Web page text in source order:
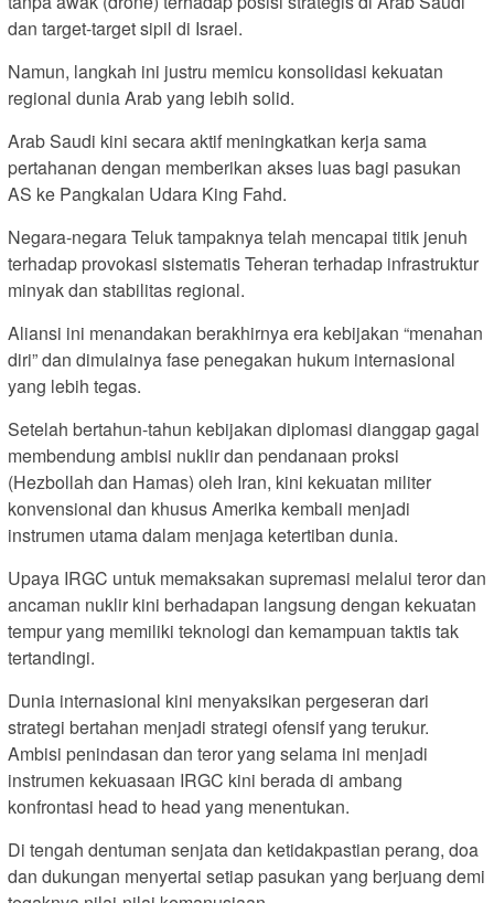
dan target-target sipil di Israel.
Namun, langkah ini justru memicu konsolidasi kekuatan
regional dunia Arab yang lebih solid.
Arab Saudi kini secara aktif meningkatkan kerja sama
pertahanan dengan memberikan akses luas bagi pasukan
AS ke Pangkalan Udara King Fahd.
Negara-negara Teluk tampaknya telah mencapai titik jenuh
terhadap provokasi sistematis Teheran terhadap infrastruktur
minyak dan stabilitas regional.
Aliansi ini menandakan berakhirnya era kebijakan “menahan
diri” dan dimulainya fase penegakan hukum internasional
yang lebih tegas.
Setelah bertahun-tahun kebijakan diplomasi dianggap gagal
membendung ambisi nuklir dan pendanaan proksi
(Hezbollah dan Hamas) oleh Iran, kini kekuatan militer
konvensional dan khusus Amerika kembali menjadi
instrumen utama dalam menjaga ketertiban dunia.
Upaya IRGC untuk memaksakan supremasi melalui teror dan
ancaman nuklir kini berhadapan langsung dengan kekuatan
tempur yang memiliki teknologi dan kemampuan taktis tak
tertandingi.
Dunia internasional kini menyaksikan pergeseran dari
strategi bertahan menjadi strategi ofensif yang terukur.
Ambisi penindasan dan teror yang selama ini menjadi
instrumen kekuasaan IRGC kini berada di ambang
konfrontasi head to head yang menentukan.
Di tengah dentuman senjata dan ketidakpastian perang, doa
dan dukungan menyertai setiap pasukan yang berjuang demi